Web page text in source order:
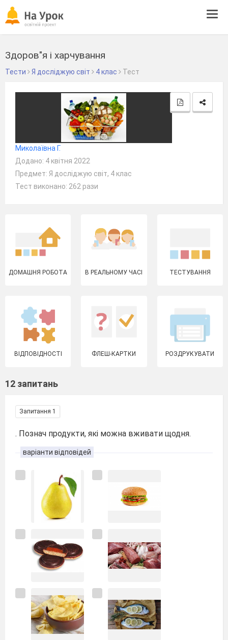
Здоров"я і харчування
Тести Я досліджую світ 4 клас Тест
Миколаївна Г.
Додано: 4 квітня 2022
Предмет: Я досліджую світ, 4 клас
Тест виконано: 262 рази
ДОМАШНЯ РОБОТА В РЕАЛЬНОМУ ЧАСІ ТЕСТУВАННЯ
ВІДПОВІДНОСТІ ФЛЕШ-КАРТКИ РОЗДРУКУВАТИ
12 запитань
Запитання 1
. Познач продукти, які можна вживати щодня.
варіанти відповідей